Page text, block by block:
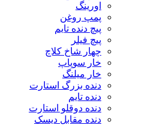
اورینگ
پمپ روغن
پیچ دنده تایم
پیچ فیلر
چهار شاخ کلاچ
خار سوپاپ
خار میلنگ
دنده بزرگ استارت
دنده تایم
دنده دوقلو استارت
دنده مقابل دیسک